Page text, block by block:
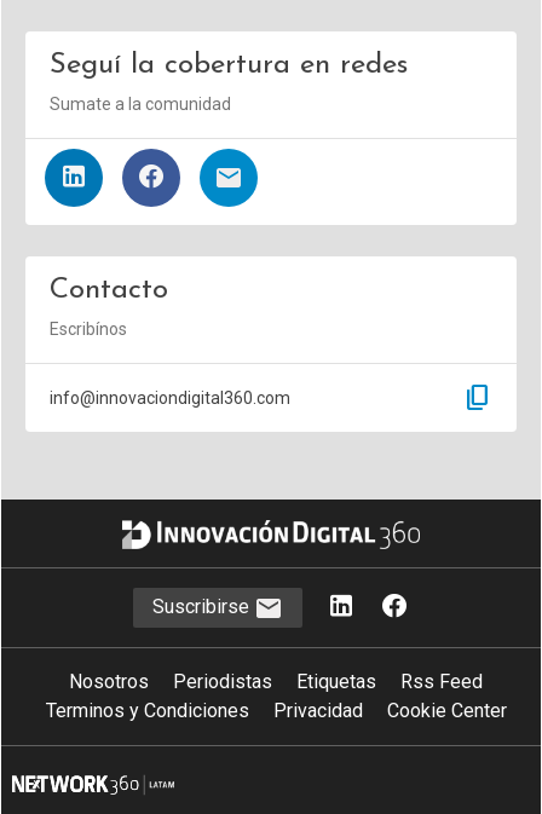
Seguí la cobertura en redes
Sumate a la comunidad
Contacto
Escribínos
info@innovaciondigital360.com content_copy
Suscribirse
Nosotros Periodistas Etiquetas
Rss Feed
Terminos y Condiciones
Privacidad Cookie Center